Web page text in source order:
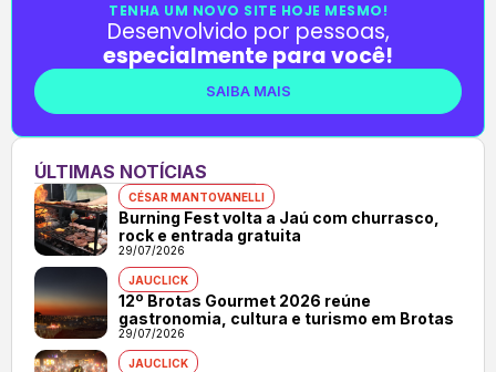
TENHA UM NOVO SITE HOJE MESMO!
Desenvolvido por pessoas,
especialmente para você!
SAIBA MAIS
ÚLTIMAS NOTÍCIAS
CÉSAR MANTOVANELLI
Burning Fest volta a Jaú com churrasco,
rock e entrada gratuita
29/07/2026
JAUCLICK
12º Brotas Gourmet 2026 reúne
gastronomia, cultura e turismo em Brotas
29/07/2026
JAUCLICK